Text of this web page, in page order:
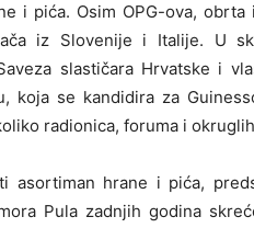
i pića. Osim OPG-ova,
iz Slovenije i Italije. U
slastičara Hrvatske i
koja se kandidira za
radionica, foruma i
asortiman hrane i pića,
Pula zadnjih godina